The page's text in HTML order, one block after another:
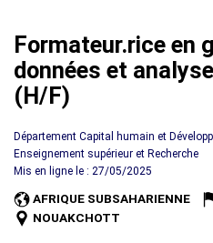
Formateur.rice en
données et
(H/F)
Département Capital humain et
Enseignement supérieur et Recherche
Mis en ligne le : 27/05/2025
AFRIQUE SUBSAHARIENNE
NOUAKCHOTT